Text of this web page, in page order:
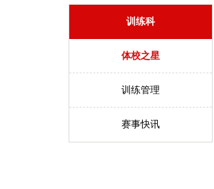
训练科
体校之星
训练管理
赛事快讯